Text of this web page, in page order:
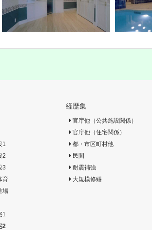
1
2
3
育
場
1
2
経歴集
官庁他（公共施設関係）
官庁他（住宅関係）
都・市区町村他
民間
耐震補強
大規模修繕